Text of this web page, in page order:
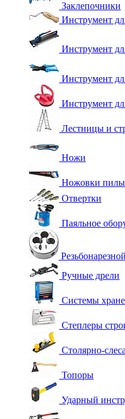
Заклепочники
Инструмент
Инструмент
Инструмент
Инструмент
Лестницы и
Ножи
Ножовки
Отвертки
Паяльное
Ручные дрели
Системы
Степлеры
Столярно-
Топоры
Ударный